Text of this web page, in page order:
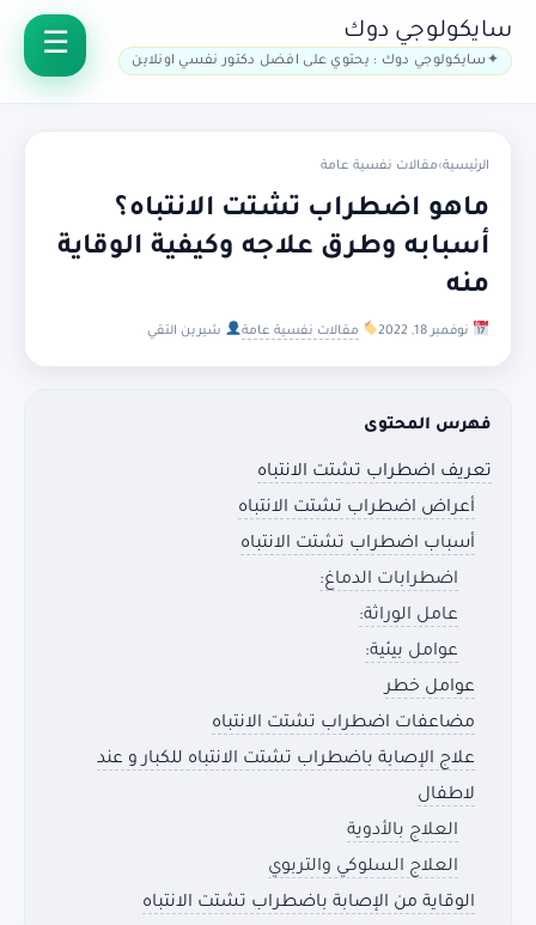
سايكولوجي دوك
سايكولوجي دوك : يحتوي على افضل دكتور نفسي اونلاين
الرئيسية›مقالات نفسية عامة
ماهو اضطراب تشتت الانتباه؟
أسبابه وطرق علاجه وكيفية الوقاية
منه
نوفمبر 18, 2022 مقالات نفسية عامة شيرين التقي
فهرس المحتوى
تعريف اضطراب تشتت الانتباه
أعراض اضطراب تشتت الانتباه
أسباب اضطراب تشتت الانتباه
اضطرابات الدماغ:
عامل الوراثة:
عوامل بيئية:
عوامل خطر
مضاعفات اضطراب تشتت الانتباه
علاج الإصابة باضطراب تشتت الانتباه للكبار و عند
لاطفال
العلاج بالأدوية
العلاج السلوكي والتربوي
الوقاية من الإصابة باضطراب تشتت الانتباه